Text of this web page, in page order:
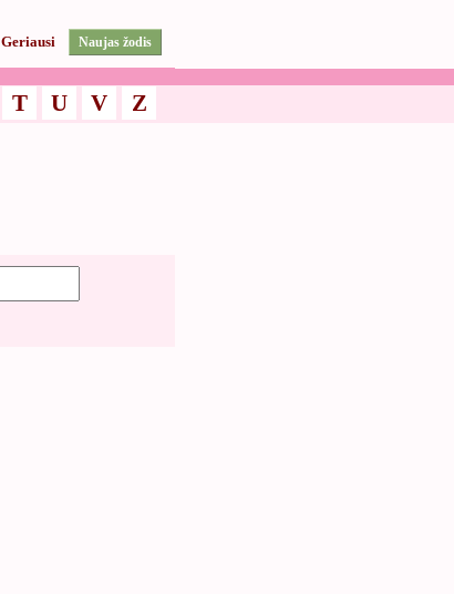
Geriausi Naujas žodis
T U V Z